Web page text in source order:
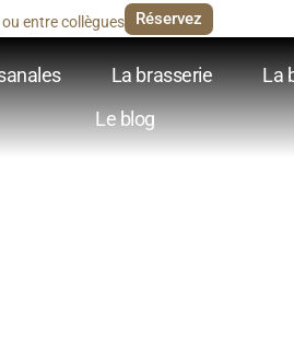
entre collègues Réservez
La brasserie
La
Le blog